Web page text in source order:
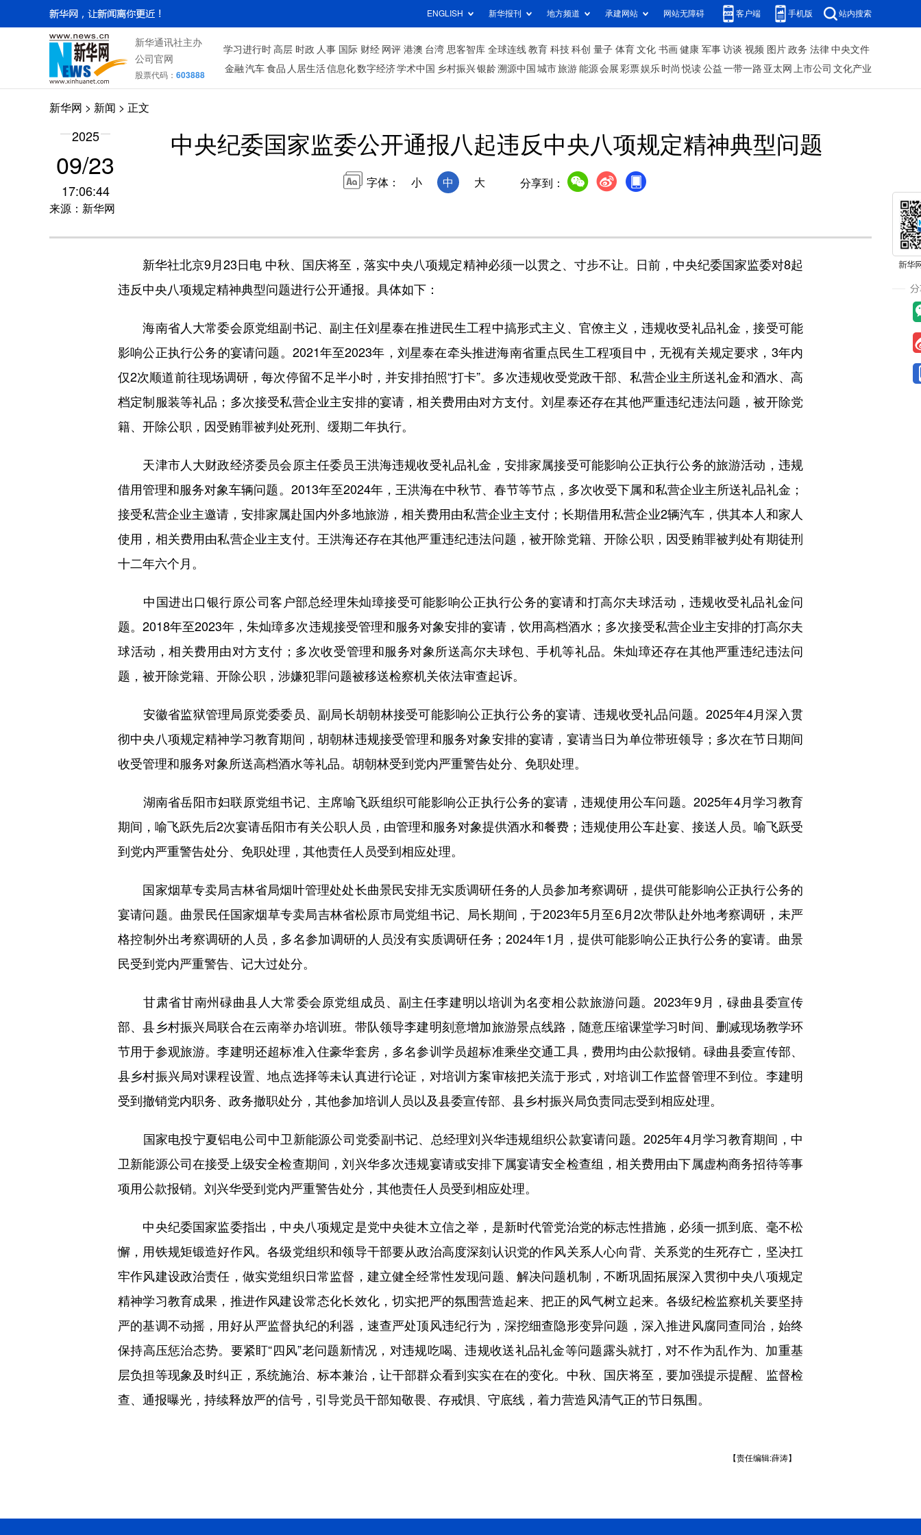
ENGLISH 新华报刊 地方频道 承建网站 网站无障碍 客户端 手机版 站内搜索
新华通讯社主办
公司官网
股票代码： 603888
学习进行时 高层 时政 人事 国际 财经 网评 港澳 台湾 思客智库 全球连线 教育 科技 科创 量子 体育 文化 书画 健康 军事 访谈 视频 图片 政务 法律 中央文件
金融 汽车 食品 人居生活信息化数字经济学术中国 乡村振兴银龄溯源中国 城市旅游 能源 会展 彩票娱乐 时尚 悦读 公益 一带一路 亚太网 上市公司 文化产业
新华网 > 新闻 > 正文
2025
09/23
17:06:44
来源：新华网
中央纪委国家监委公开通报八起违反中央八项规定精神典型问题
字体： 小 中 大 分享到：
新华社北京9月23日电 中秋、国庆将至，落实中央八项规定精神必须一以贯之、寸步不让。日前，中央纪委国家监委对8起
违反中央八项规定精神典型问题进行公开通报。具体如下：
海南省人大常委会原党组副书记、副主任刘星泰在推进民生工程中搞形式主义、官僚主义，违规收受礼品礼金，接受可能
影响公正执行公务的宴请问题。2021年至2023年，刘星泰在牵头推进海南省重点民生工程项目中，无视有关规定要求，3年内
仅2次顺道前往现场调研，每次停留不足半小时，并安排拍照“打卡”。多次违规收受党政干部、私营企业主所送礼金和酒水、高
档定制服装等礼品；多次接受私营企业主安排的宴请，相关费用由对方支付。刘星泰还存在其他严重违纪违法问题，被开除党
籍、开除公职，因受贿罪被判处死刑、缓期二年执行。
天津市人大财政经济委员会原主任委员王洪海违规收受礼品礼金，安排家属接受可能影响公正执行公务的旅游活动，违规
借用管理和服务对象车辆问题。2013年至2024年，王洪海在中秋节、春节等节点，多次收受下属和私营企业主所送礼品礼金；
接受私营企业主邀请，安排家属赴国内外多地旅游，相关费用由私营企业主支付；长期借用私营企业2辆汽车，供其本人和家人
使用，相关费用由私营企业主支付。王洪海还存在其他严重违纪违法问题，被开除党籍、开除公职，因受贿罪被判处有期徒刑
十二年六个月。
中国进出口银行原公司客户部总经理朱灿璋接受可能影响公正执行公务的宴请和打高尔夫球活动，违规收受礼品礼金问
题。2018年至2023年，朱灿璋多次违规接受管理和服务对象安排的宴请，饮用高档酒水；多次接受私营企业主安排的打高尔夫
球活动，相关费用由对方支付；多次收受管理和服务对象所送高尔夫球包、手机等礼品。朱灿璋还存在其他严重违纪违法问
题，被开除党籍、开除公职，涉嫌犯罪问题被移送检察机关依法审查起诉。
安徽省监狱管理局原党委委员、副局长胡朝林接受可能影响公正执行公务的宴请、违规收受礼品问题。2025年4月深入贯
彻中央八项规定精神学习教育期间，胡朝林违规接受管理和服务对象安排的宴请，宴请当日为单位带班领导；多次在节日期间
收受管理和服务对象所送高档酒水等礼品。胡朝林受到党内严重警告处分、免职处理。
湖南省岳阳市妇联原党组书记、主席喻飞跃组织可能影响公正执行公务的宴请，违规使用公车问题。2025年4月学习教育
期间，喻飞跃先后2次宴请岳阳市有关公职人员，由管理和服务对象提供酒水和餐费；违规使用公车赴宴、接送人员。喻飞跃受
到党内严重警告处分、免职处理，其他责任人员受到相应处理。
国家烟草专卖局吉林省局烟叶管理处处长曲景民安排无实质调研任务的人员参加考察调研，提供可能影响公正执行公务的
宴请问题。曲景民任国家烟草专卖局吉林省松原市局党组书记、局长期间，于2023年5月至6月2次带队赴外地考察调研，未严
格控制外出考察调研的人员，多名参加调研的人员没有实质调研任务；2024年1月，提供可能影响公正执行公务的宴请。曲景
民受到党内严重警告、记大过处分。
甘肃省甘南州碌曲县人大常委会原党组成员、副主任李建明以培训为名变相公款旅游问题。2023年9月，碌曲县委宣传
部、县乡村振兴局联合在云南举办培训班。带队领导李建明刻意增加旅游景点线路，随意压缩课堂学习时间、删减现场教学环
节用于参观旅游。李建明还超标准入住豪华套房，多名参训学员超标准乘坐交通工具，费用均由公款报销。碌曲县委宣传部、
县乡村振兴局对课程设置、地点选择等未认真进行论证，对培训方案审核把关流于形式，对培训工作监督管理不到位。李建明
受到撤销党内职务、政务撤职处分，其他参加培训人员以及县委宣传部、县乡村振兴局负责同志受到相应处理。
国家电投宁夏铝电公司中卫新能源公司党委副书记、总经理刘兴华违规组织公款宴请问题。2025年4月学习教育期间，中
卫新能源公司在接受上级安全检查期间，刘兴华多次违规宴请或安排下属宴请安全检查组，相关费用由下属虚构商务招待等事
项用公款报销。刘兴华受到党内严重警告处分，其他责任人员受到相应处理。
中央纪委国家监委指出，中央八项规定是党中央徙木立信之举，是新时代管党治党的标志性措施，必须一抓到底、毫不松
懈，用铁规矩锻造好作风。各级党组织和领导干部要从政治高度深刻认识党的作风关系人心向背、关系党的生死存亡，坚决扛
牢作风建设政治责任，做实党组织日常监督，建立健全经常性发现问题、解决问题机制，不断巩固拓展深入贯彻中央八项规定
精神学习教育成果，推进作风建设常态化长效化，切实把严的氛围营造起来、把正的风气树立起来。各级纪检监察机关要坚持
严的基调不动摇，用好从严监督执纪的利器，速查严处顶风违纪行为，深挖细查隐形变异问题，深入推进风腐同查同治，始终
保持高压惩治态势。要紧盯“四风”老问题新情况，对违规吃喝、违规收送礼品礼金等问题露头就打，对不作为乱作为、加重基
层负担等现象及时纠正，系统施治、标本兼治，让干部群众看到实实在在的变化。中秋、国庆将至，要加强提示提醒、监督检
查、通报曝光，持续释放严的信号，引导党员干部知敬畏、存戒惧、守底线，着力营造风清气正的节日氛围。
【责任编辑:薛涛】